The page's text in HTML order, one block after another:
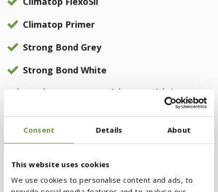
Consent Details About
This website uses cookies
We use cookies to personalise content and ads, to
Climatop Primer
Strong Bond Grey
Strong Bond White
Μέχρι σήμερα, οι EPD καλύπτουν ολόκληρα
συστήματα θερμομόνωσης. Πλέον, μπορούμε
Με αυτήν την εξέλιξη, η BIOCLIMA ενισχύει τη